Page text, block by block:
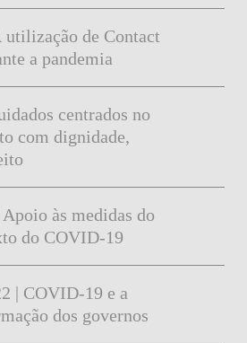
a pandemia
centrados no
com dignidade,
às medidas do
do COVID-19
| COVID-19 e a
dos governos